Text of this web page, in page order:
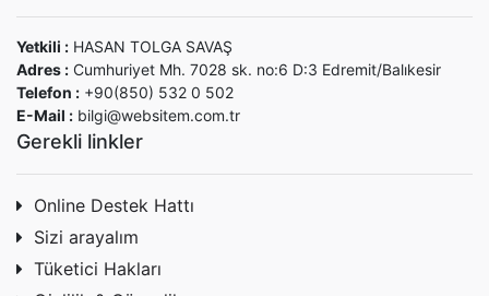
Yetkili : HASAN TOLGA SAVAŞ
Adres : Cumhuriyet Mh. 7028 sk. no:6 D:3 Edremit/Balıkesir
Telefon : +90(850) 532 0 502
E-Mail : bilgi@websitem.com.tr
Gerekli linkler
Online Destek Hattı
Sizi arayalım
Tüketici Hakları